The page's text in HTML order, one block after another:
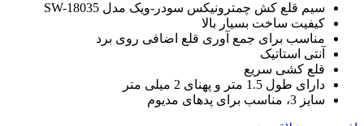
سیم قلع کش چمترونیکس سودر-ویک مدل SW-18035
کیفیت ساخت بسیار بالا
مناسب برای جمع آوری قلع اضافی روی برد
آنتی استاتیک
قلع کشی سریع
دارای طول 1.5 متر و پهنای 2 میلی متر
سایز 3، مناسب برای پدهای مدیوم